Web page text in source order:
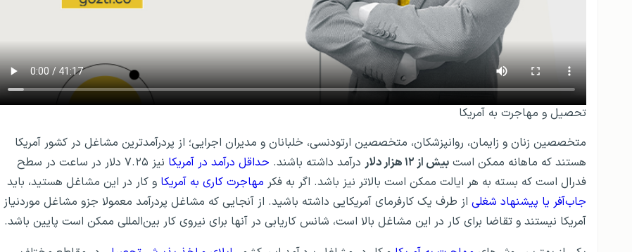
تحصیل و مهاجرت به آمریکا
متخصصین زنان و زایمان، روانپزشکان، متخصصین ارتودنسی، خلبانان و مدیران اجرایی؛ از پردرآمدترین مشاغل در کشور آمریکا
هستند که ماهانه ممکن است بیش از ۱۲ هزار دلار درآمد داشته باشند. حداقل درآمد در آمریکا
نیز ۷.۲۵ دلار در ساعت در سطح
فدرال است که بسته به هر ایالت ممکن است بالاتر نیز باشد. اگر به فکر مهاجرت کاری به آمریکا و کار در این مشاغل هستید، باید
جاب‌آفر یا پیشنهاد شغلی از طرف یک کارفرمای آمریکایی داشته باشید. از آنجایی که مشاغل پردرآمد معمولا جزو مشاغل موردنیاز
آمریکا نیستند و تقاضا برای کار در این مشاغل بالا است، شانس کاریابی در آنها برای نیروی کار بین‌المللی ممکن است پایین باشد.